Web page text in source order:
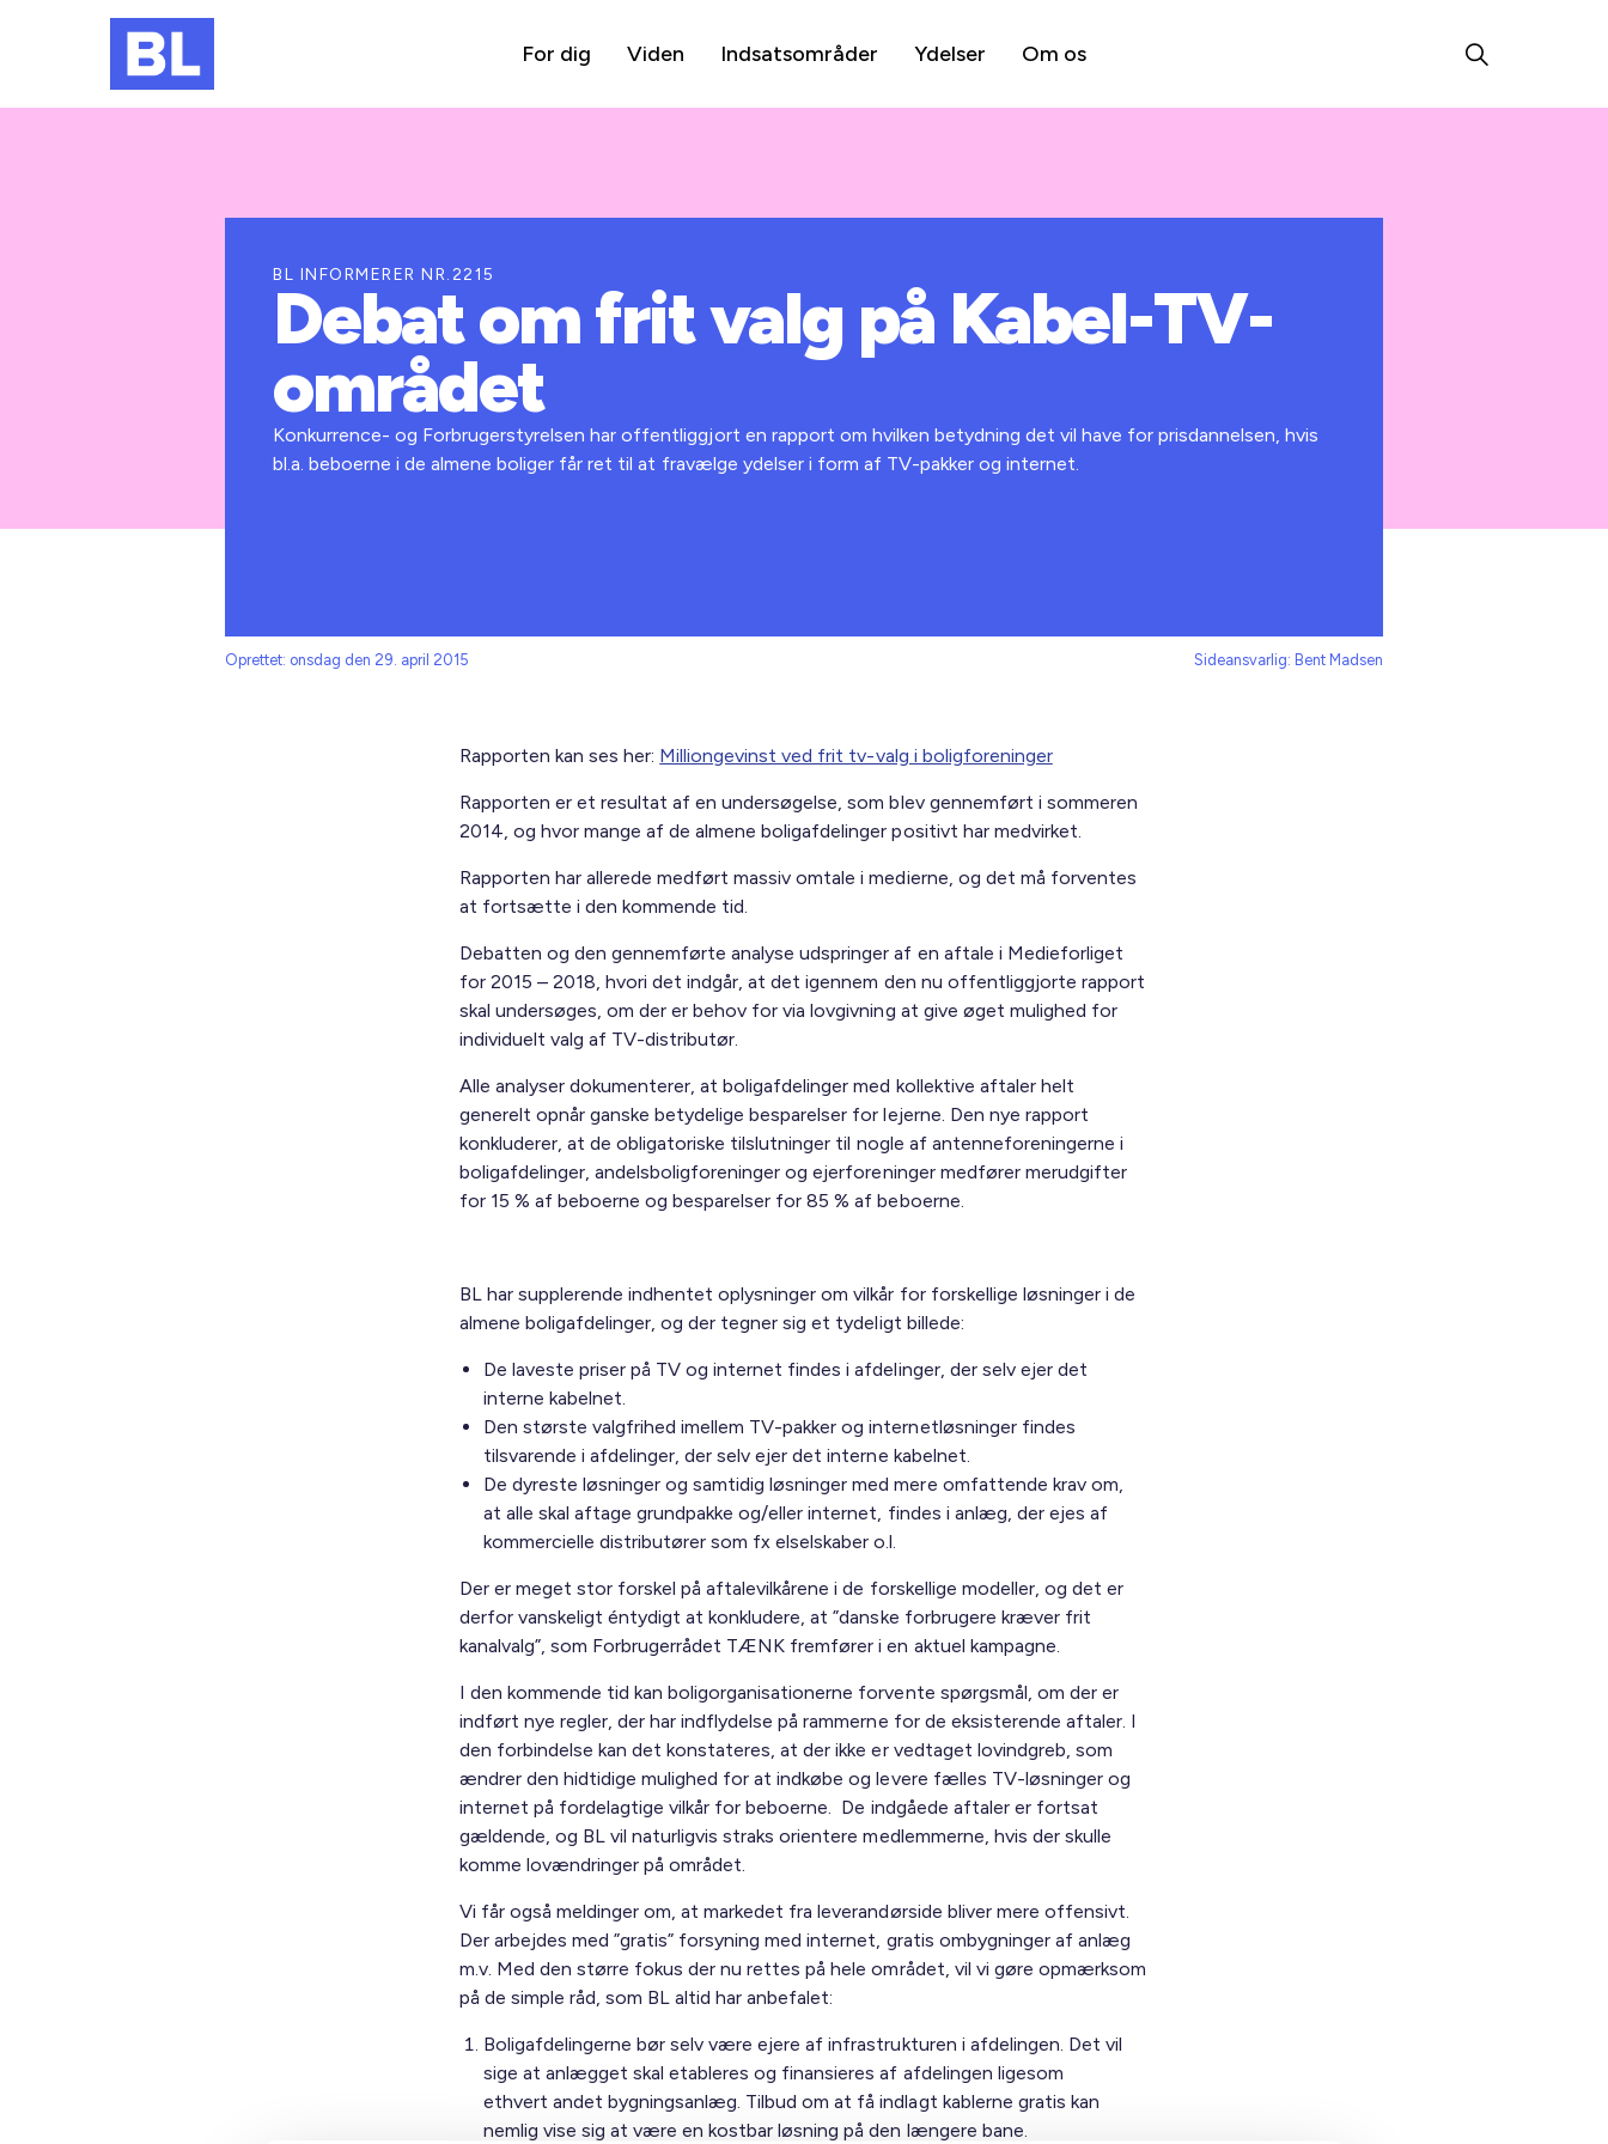
For dig Viden Indsatsområder Ydelser Om os
BL INFORMERER NR.2215
Debat om frit valg på Kabel-TV-
området
Konkurrence- og Forbrugerstyrelsen har offentliggjort en rapport om hvilken betydning det vil have for prisdannelsen, hvis
bl.a. beboerne i de almene boliger får ret til at fravælge ydelser i form af TV-pakker og internet.
Oprettet: onsdag den 29. april 2015 Sideansvarlig: Bent Madsen
Rapporten kan ses her: Milliongevinst ved frit tv-valg i boligforeninger
Rapporten er et resultat af en undersøgelse, som blev gennemført i sommeren
2014, og hvor mange af de almene boligafdelinger positivt har medvirket.
Rapporten har allerede medført massiv omtale i medierne, og det må forventes
at fortsætte i den kommende tid.
Debatten og den gennemførte analyse udspringer af en aftale i Medieforliget
for 2015 – 2018, hvori det indgår, at det igennem den nu offentliggjorte rapport
skal undersøges, om der er behov for via lovgivning at give øget mulighed for
individuelt valg af TV-distributør.
Alle analyser dokumenterer, at boligafdelinger med kollektive aftaler helt
generelt opnår ganske betydelige besparelser for lejerne. Den nye rapport
konkluderer, at de obligatoriske tilslutninger til nogle af antenneforeningerne i
boligafdelinger, andelsboligforeninger og ejerforeninger medfører merudgifter
for 15 % af beboerne og besparelser for 85 % af beboerne.
BL har supplerende indhentet oplysninger om vilkår for forskellige løsninger i de
almene boligafdelinger, og der tegner sig et tydeligt billede:
De laveste priser på TV og internet findes i afdelinger, der selv ejer det
interne kabelnet.
Den største valgfrihed imellem TV-pakker og internetløsninger findes
tilsvarende i afdelinger, der selv ejer det interne kabelnet.
De dyreste løsninger og samtidig løsninger med mere omfattende krav om,
at alle skal aftage grundpakke og/eller internet, findes i anlæg, der ejes af
kommercielle distributører som fx elselskaber o.l.
Der er meget stor forskel på aftalevilkårene i de forskellige modeller, og det er
derfor vanskeligt éntydigt at konkludere, at ”danske forbrugere kræver frit
kanalvalg”, som Forbrugerrådet TÆNK fremfører i en aktuel kampagne.
I den kommende tid kan boligorganisationerne forvente spørgsmål, om der er
indført nye regler, der har indflydelse på rammerne for de eksisterende aftaler. I
den forbindelse kan det konstateres, at der ikke er vedtaget lovindgreb, som
ændrer den hidtidige mulighed for at indkøbe og levere fælles TV-løsninger og
internet på fordelagtige vilkår for beboerne. De indgåede aftaler er fortsat
gældende, og BL vil naturligvis straks orientere medlemmerne, hvis der skulle
komme lovændringer på området.
Vi får også meldinger om, at markedet fra leverandørside bliver mere offensivt.
Der arbejdes med ”gratis” forsyning med internet, gratis ombygninger af anlæg
m.v. Med den større fokus der nu rettes på hele området, vil vi gøre opmærksom
på de simple råd, som BL altid har anbefalet:
Boligafdelingerne bør selv være ejere af infrastrukturen i afdelingen. Det vil
sige at anlægget skal etableres og finansieres af afdelingen ligesom
ethvert andet bygningsanlæg. Tilbud om at få indlagt kablerne gratis kan
nemlig vise sig at være en kostbar løsning på den længere bane.